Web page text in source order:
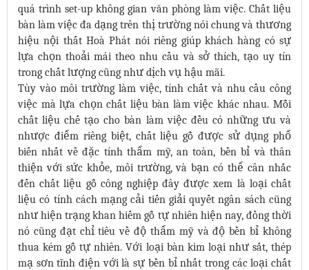
quá trình set-up không gian văn phòng làm việc. Chất liệu
bàn làm việc đa dạng trên thị trường nói chung và thương
hiệu nội thất Hoà Phát nói riêng giúp khách hàng có sự
lựa chọn thoải mái theo nhu cầu và sở thích, tạo uy tín
trong chất lượng cũng như dịch vụ hậu mãi.
Tùy vào môi trường làm việc, tính chất và nhu cầu công
việc mà lựa chọn chất liệu bàn làm việc khác nhau. Mỗi
chất liệu chế tạo cho bàn làm việc đều có những ưu và
nhược điểm riêng biệt, chất liệu gỗ được sử dụng phổ
biến nhất về đặc tính thẩm mỹ, an toàn, bền bỉ và thân
thiện với sức khỏe, môi trường, và bạn có thể cân nhắc
đến chất liệu gỗ công nghiệp đây được xem là loại chất
liệu có tính cách mạng cải tiến giải quyết ngân sách cũng
như hiện trạng khan hiếm gỗ tự nhiên hiện nay, đồng thời
nó cũng đạt chỉ tiêu về độ thẩm mỹ và độ bền bỉ không
thua kém gỗ tự nhiên. Với loại bàn kim loại như sắt, thép
mạ sơn tĩnh điện với là sự bền bỉ nhất trong các loại chất